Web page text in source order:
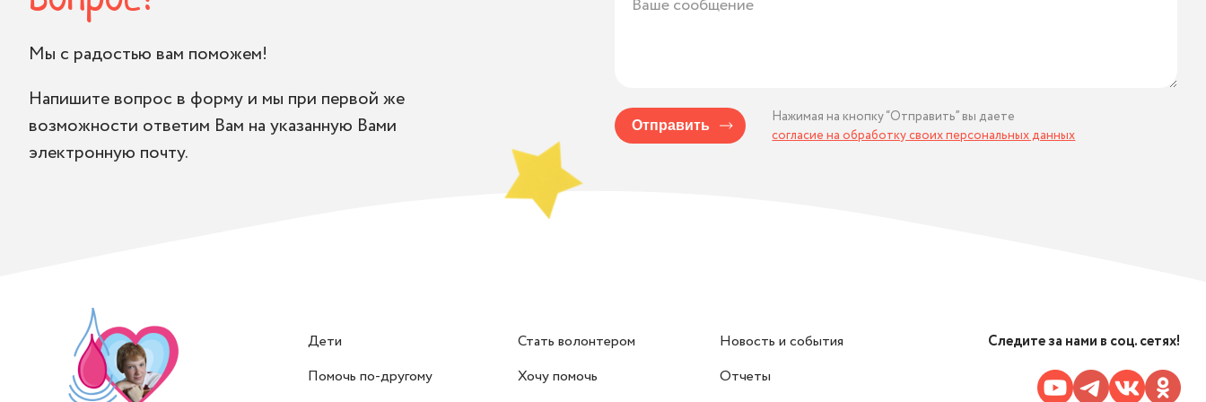
Мы с радостью вам поможем!
Напишите вопрос в форму и мы при первой же
возможности ответим Вам на указанную Вами
электронную почту.
Отправить
Нажимая на кнопку “Отправить” вы даете
согласие на обработку своих персональных данных
Дети
Помочь по-другому
Стать волонтером
Хочу помочь
Новость и события
Отчеты
Следите за нами в соц. сетях!